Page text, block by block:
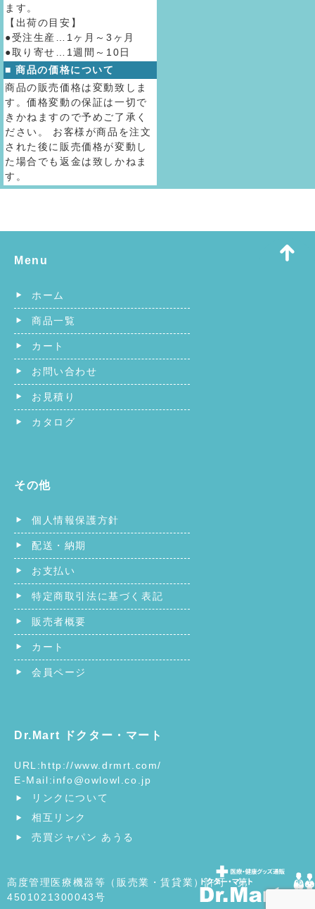
ます。
【出荷の目安】
●受注生産…1ヶ月～3ヶ月
●取り寄せ…1週間～10日
■ 商品の価格について
商品の販売価格は変動致しま
す。価格変動の保証は一切で
きかねますので予めご了承く
ださい。 お客様が商品を注文
された後に販売価格が変動し
た場合でも返金は致しかねま
す。
Menu
ホーム
商品一覧
カート
お問い合わせ
お見積り
カタログ
その他
個人情報保護方針
配送・納期
お支払い
特定商取引法に基づく表記
販売者概要
カート
会員ページ
Dr.Mart ドクター・マート
URL:http://www.drmrt.com/
E-Mail:info@owlowl.co.jp
リンクについて
相互リンク
売買ジャパン あうる
高度管理医療機器等（販売業・賃貸業）許可 第
4501021300043号